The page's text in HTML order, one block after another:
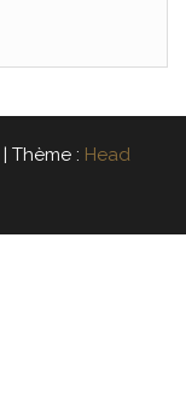
| Thème : Head